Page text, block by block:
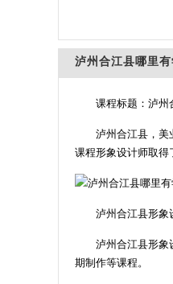
泸州合江县哪里
课程标题：泸州
泸州合江县，美
课程形象设计师取得
泸州合江县形象
泸州合江县形象
期制作等课程。